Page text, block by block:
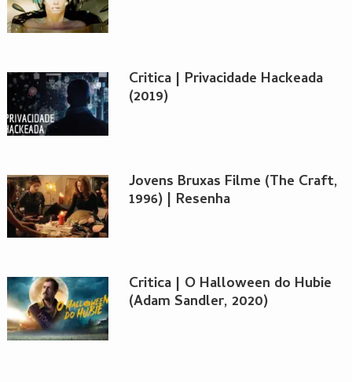
Critica | Privacidade Hackeada
(2019)
Jovens Bruxas Filme (The Craft,
1996) | Resenha
Critica | O Halloween do Hubie
(Adam Sandler, 2020)